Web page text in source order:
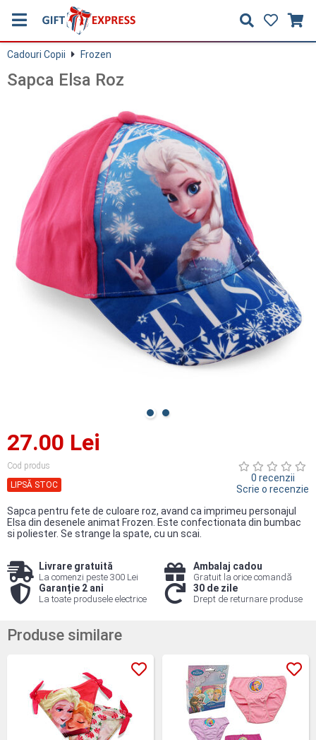
Cadouri Copii Frozen
Sapca Elsa Roz
27.00 Lei
Cod produs
LIPSĂ STOC
0 recenzii
Scrie o recenzie
Sapca pentru fete de culoare roz, avand ca imprimeu personajul
Elsa din desenele animat Frozen. Este confectionata din bumbac
si poliester. Se strange la spate, cu un scai.
Livrare gratuită
La comenzi peste 300 Lei
Ambalaj cadou
Gratuit la orice comandă
Garanție 2 ani
La toate produsele electrice
30 de zile
Drept de returnare produse
Produse similare